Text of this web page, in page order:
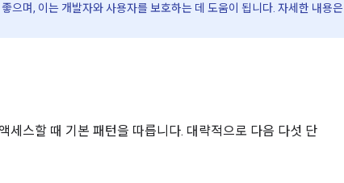
으며, 이는 개발자와 사용자를 보호하는 데 도움이 됩니다. 자세한 내용은
스할 때 기본 패턴을 따릅니다. 대략적으로 다음 다섯 단